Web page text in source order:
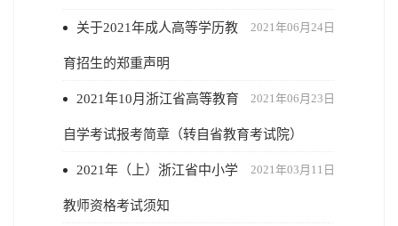
2021年06月24日
关于2021年成人高等学历教
育招生的郑重声明
2021年06月23日
2021年10月浙江省高等教育
自学考试报考简章（转自省教育考试院）
2021年03月11日
2021年（上）浙江省中小学
教师资格考试须知